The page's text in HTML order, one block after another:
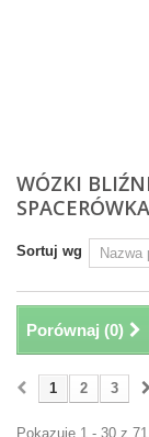
WÓZKI
Sortuj wg
Porównaj (0)
1 2 3
Pokazuje 1 - 30 z